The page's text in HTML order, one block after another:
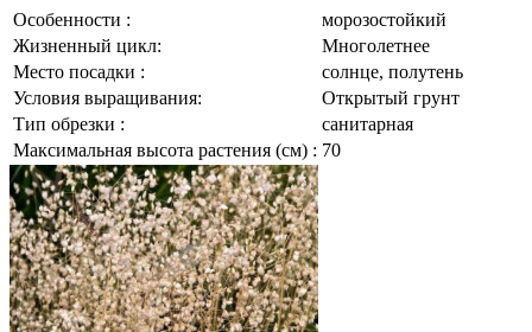
Особенности :
морозостойкий
Жизненный цикл:
Многолетнее
Место посадки :
солнце, полутень
Условия выращивания:
Открытый грунт
Тип обрезки :
санитарная
Максимальная высота растения (см) : 70